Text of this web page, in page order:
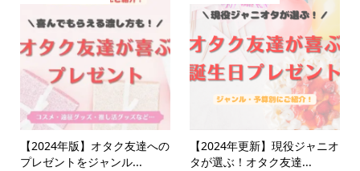
【2024年版】オタク友達への
プレゼントをジャンル...
【2024年更新】現役ジャニオ
タが選ぶ！オタク友達...